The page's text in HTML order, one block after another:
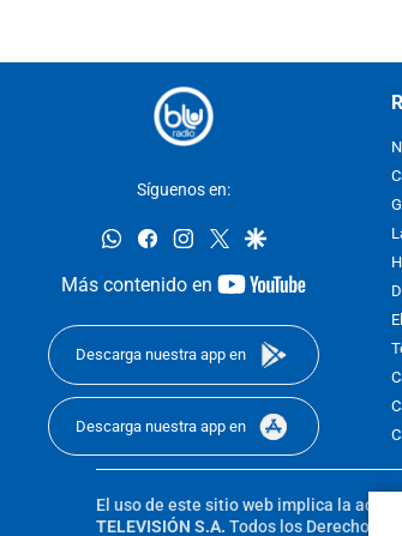
Síguenos en:
whatsappfacebookinstagram
twittergoogle
Más contenido en
youtube-
Descarga nuestra app en
Descarga nuestra app en
El uso de este sitio web implica la
TELEVISIÓN S.A. Todos los Derechos